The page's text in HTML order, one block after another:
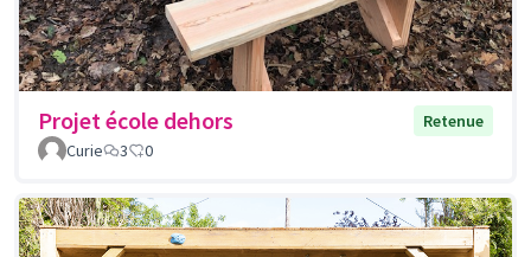
Projet école dehors
Retenue
Curie
3 0